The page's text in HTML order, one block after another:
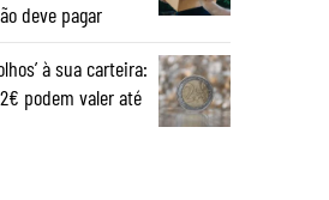
deve pagar
à sua carteira:
podem valer até